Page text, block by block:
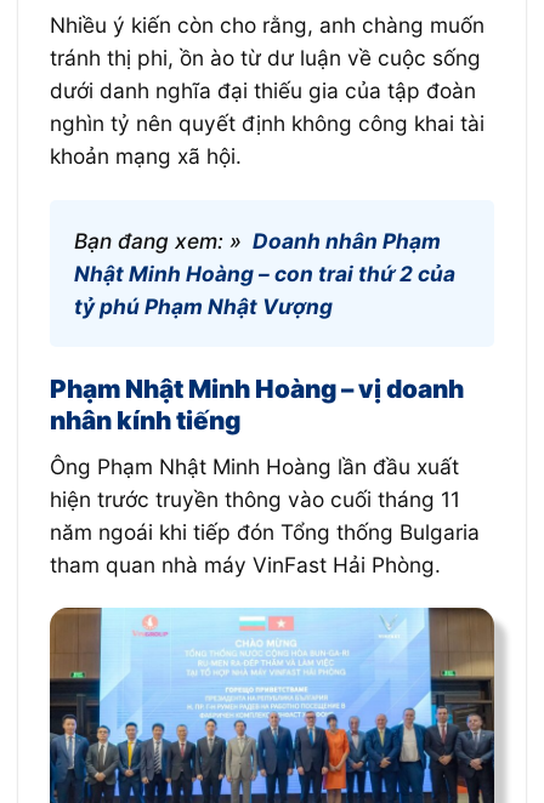
Nhiều ý kiến còn cho rằng, anh chàng muốn
tránh thị phi, ồn ào từ dư luận về cuộc sống
dưới danh nghĩa đại thiếu gia của tập đoàn
nghìn tỷ nên quyết định không công khai tài
khoản mạng xã hội.
Bạn đang xem: » Doanh nhân Phạm
Nhật Minh Hoàng – con trai thứ 2 của
tỷ phú Phạm Nhật Vượng
Phạm Nhật Minh Hoàng – vị doanh
nhân kính tiếng
Ông Phạm Nhật Minh Hoàng lần đầu xuất
hiện trước truyền thông vào cuối tháng 11
năm ngoái khi tiếp đón Tổng thống Bulgaria
tham quan nhà máy VinFast Hải Phòng.